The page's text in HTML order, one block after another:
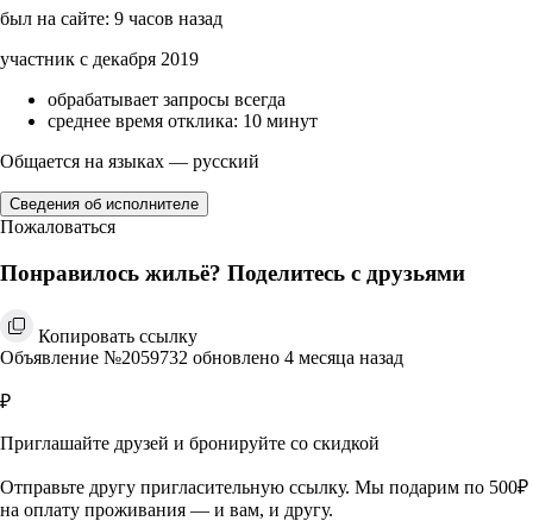
был на сайте: 9 часов назад
участник с декабря 2019
обрабатывает запросы всегда
среднее время отклика: 10 минут
Общается на языках — русский
Сведения об исполнителе
Пожаловаться
Понравилось жильё? Поделитесь с друзьями
Копировать ссылку
Объявление №2059732 обновлено 4 месяца назад
₽
Приглашайте друзей и бронируйте со скидкой
Отправьте другу пригласительную ссылку. Мы подарим по 500₽
на оплату проживания — и вам, и другу.